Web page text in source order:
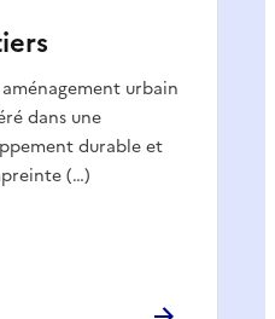
urbain
dans une
durable et
(…)